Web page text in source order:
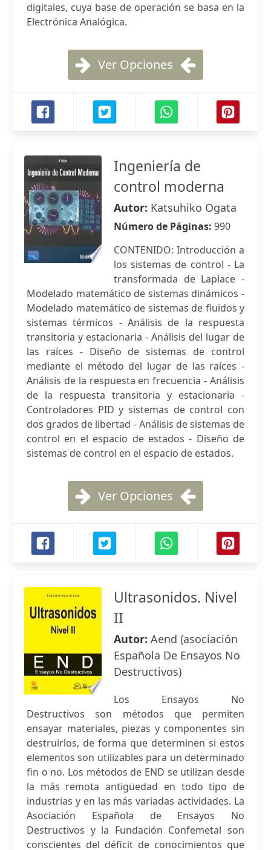
digitales, cuya base de operación se basa en la
Electrónica Analógica.
Ver Opciones
Ingeniería de
control moderna
Autor: Katsuhiko Ogata
Número de Páginas: 990
CONTENIDO: Introducción a
los sistemas de control - La
transformada de Laplace -
Modelado matemático de sistemas dinámicos -
Modelado matemático de sistemas de fluidos y
sistemas térmicos - Análisis de la respuesta
transitoria y estacionaria - Análisis del lugar de
las raíces - Diseño de sistemas de control
mediante el método del lugar de las raíces -
Análisis de la respuesta en frecuencia - Análisis
de la respuesta transitoria y estacionaria -
Controladores PID y sistemas de control con
dos grados de libertad - Análisis de sistemas de
control en el espacio de estados - Diseño de
sistemas de control en el espacio de estados.
Ver Opciones
Ultrasonidos. Nivel
II
Autor: Aend (asociación
Española De Ensayos No
Destructivos)
Los Ensayos No
Destructivos son métodos que permiten
ensayar materiales, piezas y componentes sin
destruirlos, de forma que determinen si estos
elementos son utilizables para un determinado
fin o no. Los métodos de END se utilizan desde
la más remota antigüedad en todo tipo de
industrias y en las más variadas actividades. La
Asociación Española de Ensayos No
Destructivos y la Fundación Confemetal son
conscientes del déficit de conocimientos que